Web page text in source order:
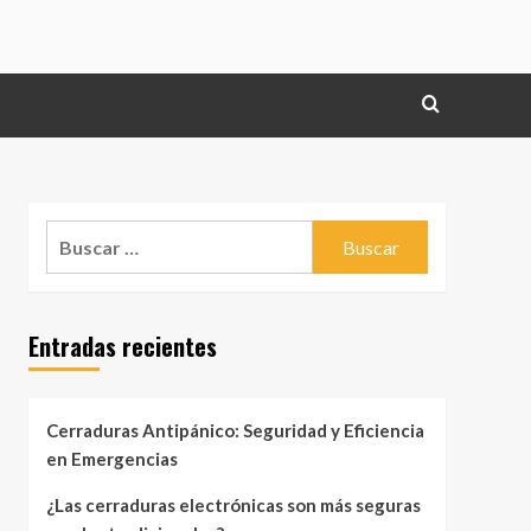
Entradas recientes
Cerraduras Antipánico: Seguridad y Eficiencia
en Emergencias
¿Las cerraduras electrónicas son más seguras